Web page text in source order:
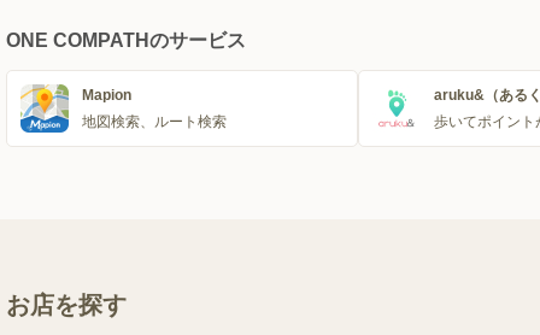
ONE COMPATHのサービス
Mapion
地図検索、ルート検索
aruku&（ある
歩いてポイント
お店を探す